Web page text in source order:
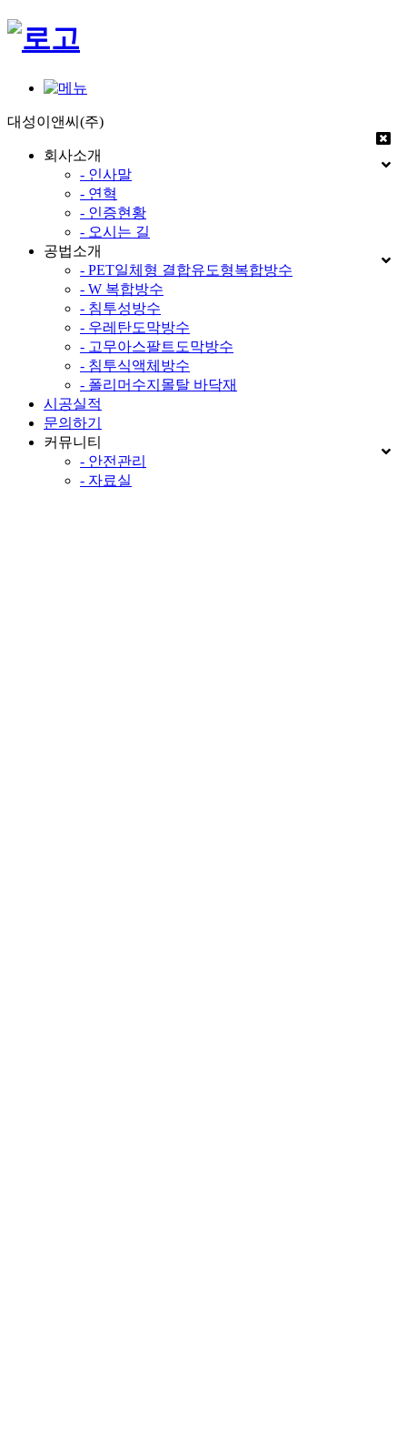
대성이앤씨(주)
회사소개
- 인사말
- 연혁
- 인증현황
- 오시는 길
공법소개
- PET일체형 결합유도형복합방수
- W 복합방수
- 침투성방수
- 우레탄도막방수
- 고무아스팔트도막방수
- 침투식액체방수
- 폴리머수지몰탈 바닥재
시공실적
문의하기
커뮤니티
- 안전관리
- 자료실